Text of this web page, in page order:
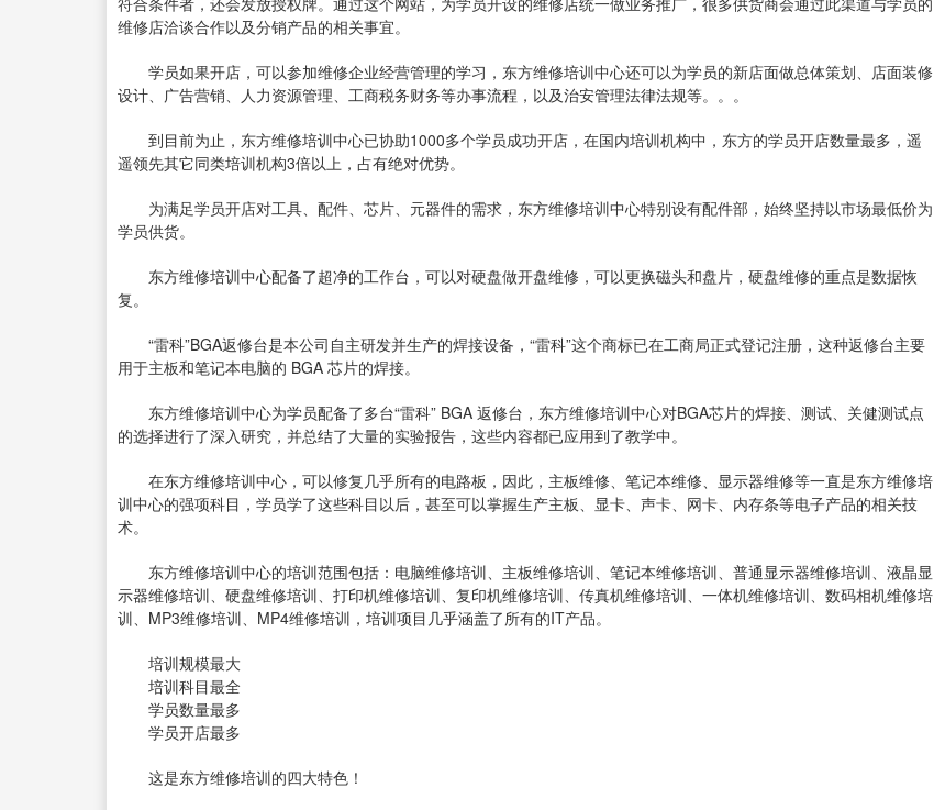
维修店洽谈合作以及分销产品的相关事宜。
学员如果开店，可以参加维修企业经营管理的学习，东方维修培训中心还可以为学员的新店面做总体策划、店面装修
设计、广告营销、人力资源管理、工商税务财务等办事流程，以及治安管理法律法规等。。。
到目前为止，东方维修培训中心已协助1000多个学员成功开店，在国内培训机构中，东方的学员开店数量最多，遥
遥领先其它同类培训机构3倍以上，占有绝对优势。
为满足学员开店对工具、配件、芯片、元器件的需求，东方维修培训中心特别设有配件部，始终坚持以市场最低价为
学员供货。
东方维修培训中心配备了超净的工作台，可以对硬盘做开盘维修，可以更换磁头和盘片，硬盘维修的重点是数据恢
复。
“雷科”BGA返修台是本公司自主研发并生产的焊接设备，“雷科”这个商标已在工商局正式登记注册，这种返修台主要
用于主板和笔记本电脑的 BGA 芯片的焊接。
东方维修培训中心为学员配备了多台“雷科” BGA 返修台，东方维修培训中心对BGA芯片的焊接、测试、关健测试点
的选择进行了深入研究，并总结了大量的实验报告，这些内容都已应用到了教学中。
在东方维修培训中心，可以修复几乎所有的电路板，因此，主板维修、笔记本维修、显示器维修等一直是东方维修培
训中心的强项科目，学员学了这些科目以后，甚至可以掌握生产主板、显卡、声卡、网卡、内存条等电子产品的相关技
术。
东方维修培训中心的培训范围包括：电脑维修培训、主板维修培训、笔记本维修培训、普通显示器维修培训、液晶显
示器维修培训、硬盘维修培训、打印机维修培训、复印机维修培训、传真机维修培训、一体机维修培训、数码相机维修培
训、MP3维修培训、MP4维修培训，培训项目几乎涵盖了所有的IT产品。
培训规模最大
培训科目最全
学员数量最多
学员开店最多
这是东方维修培训的四大特色！